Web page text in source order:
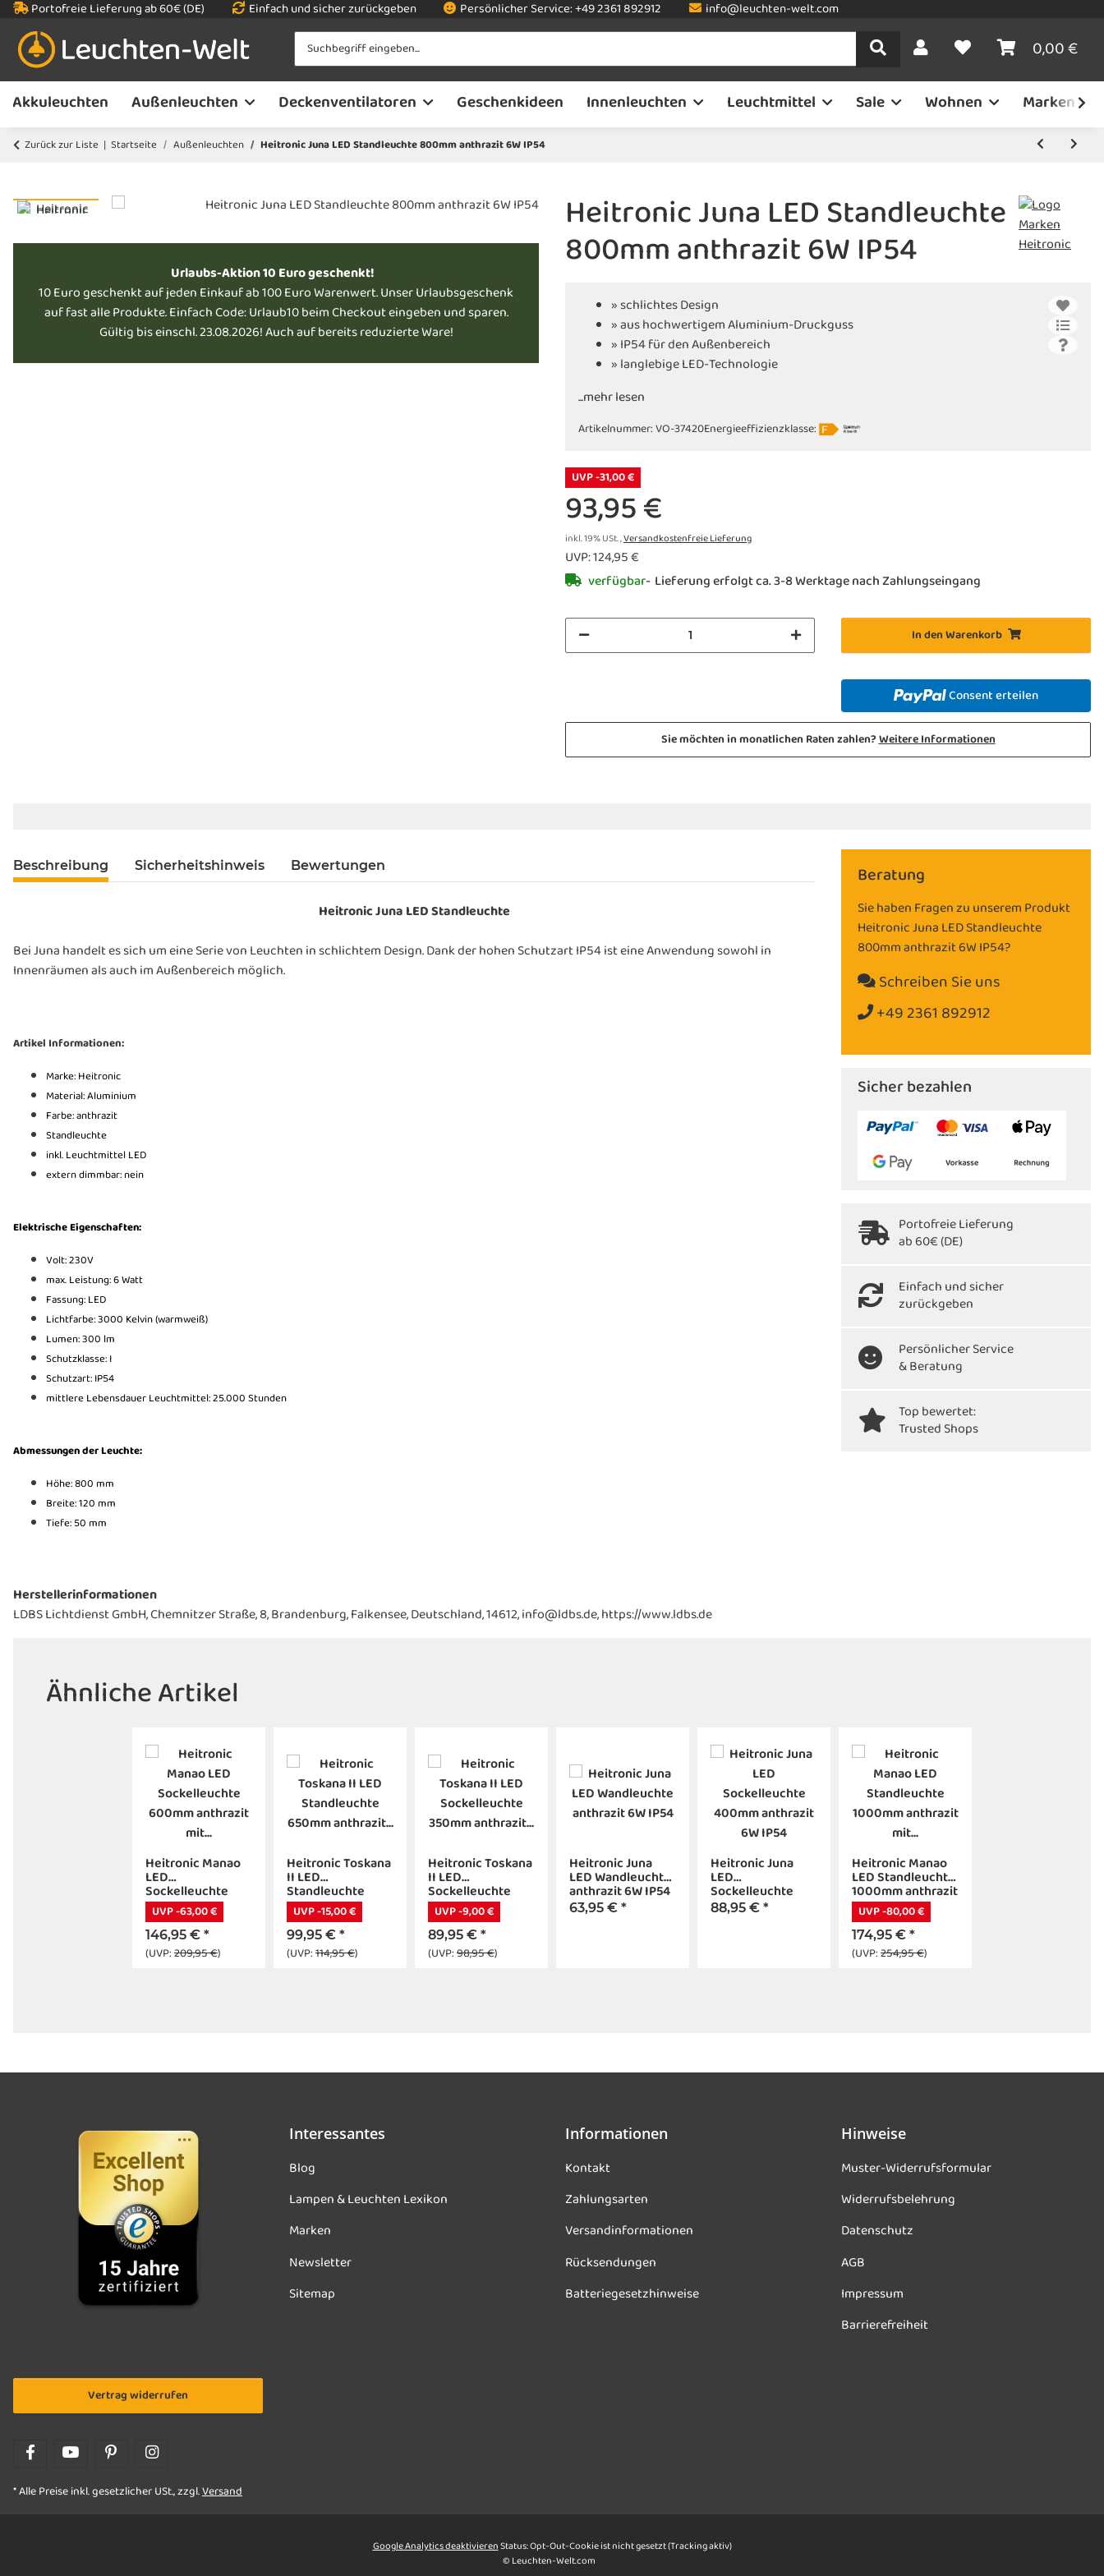
Portofreie Lieferung ab 60€ (DE) Einfach und sicher zurückgeben Persönlicher Service:+49 2361 892912 info@leuchten-welt.com
0,00 €
Akkuleuchten Außenleuchten Deckenventilatoren Geschenkideen Innenleuchten Leuchtmittel Sale Wohnen Marken
Zurück zur Liste Startseite Außenleuchten Heitronic Juna LED Standleuchte 800mm anthrazit 6W IP54
Urlaubs-Aktion 10 Euro geschenkt!
10 Euro geschenkt auf jeden Einkauf ab 100 Euro Warenwert. Unser Urlaubsgeschenk
auf fast alle Produkte. Einfach Code: Urlaub10 beim Checkout eingeben und sparen.
Gültig bis einschl. 23.08.2026! Auch auf bereits reduzierte Ware!
Heitronic Juna LED Standleuchte
800mm anthrazit 6W IP54
» schlichtes Design
» aus hochwertigem Aluminium-Druckguss
» IP54 für den Außenbereich
» langlebige LED-Technologie
...mehr lesen
Artikelnummer:VO-37420Energieeffizienzklasse:
UVP -31,00 €
93,95 €
inkl. 19% USt. ,Versandkostenfreie Lieferung
UVP:124,95 €
verfügbar Lieferung erfolgt ca. 3-8 Werktage nach Zahlungseingang
In den Warenkorb
Consent erteilen
Sie möchten in monatlichen Raten zahlen?Weitere Informationen
Beschreibung Sicherheitshinweis Bewertungen
Heitronic Juna LED Standleuchte
Bei Juna handelt es sich um eine Serie von Leuchten in schlichtem Design. Dank der hohen Schutzart IP54 ist eine Anwendung sowohl in
Innenräumen als auch im Außenbereich möglich.
Artikel Informationen:
Marke: Heitronic
Material: Aluminium
Farbe: anthrazit
Standleuchte
inkl. Leuchtmittel LED
extern dimmbar: nein
Elektrische Eigenschaften:
Volt: 230V
max. Leistung: 6 Watt
Fassung: LED
Lichtfarbe: 3000 Kelvin (warmweiß)
Lumen: 300 lm
Schutzklasse: I
Schutzart: IP54
mittlere Lebensdauer Leuchtmittel: 25.000 Stunden
Abmessungen der Leuchte:
Höhe: 800 mm
Breite: 120 mm
Tiefe: 50 mm
Herstellerinformationen
LDBS Lichtdienst GmbH, Chemnitzer Straße, 8, Brandenburg, Falkensee, Deutschland, 14612, info@ldbs.de, https://www.ldbs.de
Beratung
Sie haben Fragen zu unserem Produkt
Heitronic Juna LED Standleuchte
800mm anthrazit 6W IP54?
Schreiben Sie uns
+49 2361 892912
Sicher bezahlen
Portofreie Lieferung
ab 60€ (DE)
Einfach und sicher
zurückgeben
Persönlicher Service
& Beratung
Top bewertet:
Trusted Shops
Ähnliche Artikel
Heitronic Manao
LED
Sockelleuchte
600mm anthrazit
mit Holzdekor 13W
IP65
UVP -63,00 €
146,95 € *
(UVP:209,95 €)
Heitronic Toskana
II LED
Standleuchte
650mm anthrazit
8,5W IP65
UVP -15,00 €
99,95 € *
(UVP:114,95 €)
Heitronic Toskana
II LED
Sockelleuchte
350mm anthrazit
8,5W IP65
UVP -9,00 €
89,95 € *
(UVP:98,95 €)
Heitronic Juna
LED Wandleuchte
anthrazit 6W IP54
63,95 € *
Heitronic Juna
LED
Sockelleuchte
400mm anthrazit
6W IP54
88,95 € *
Heitronic Manao
LED Standleuchte
1000mm anthrazit
mit Holzdekor 13W
IP65
UVP -80,00 €
174,95 € *
(UVP:254,95 €)
Interessantes
Blog
Lampen & Leuchten Lexikon
Marken
Newsletter
Sitemap
Informationen
Kontakt
Zahlungsarten
Versandinformationen
Rücksendungen
Batteriegesetzhinweise
Hinweise
Muster-Widerrufsformular
Widerrufsbelehrung
Datenschutz
AGB
Impressum
Barrierefreiheit
Vertrag widerrufen
* Alle Preise inkl. gesetzlicher USt., zzgl.Versand
Google Analytics deaktivierenStatus: Opt-Out-Cookie ist nicht gesetzt (Tracking aktiv)
© Leuchten-Welt.com